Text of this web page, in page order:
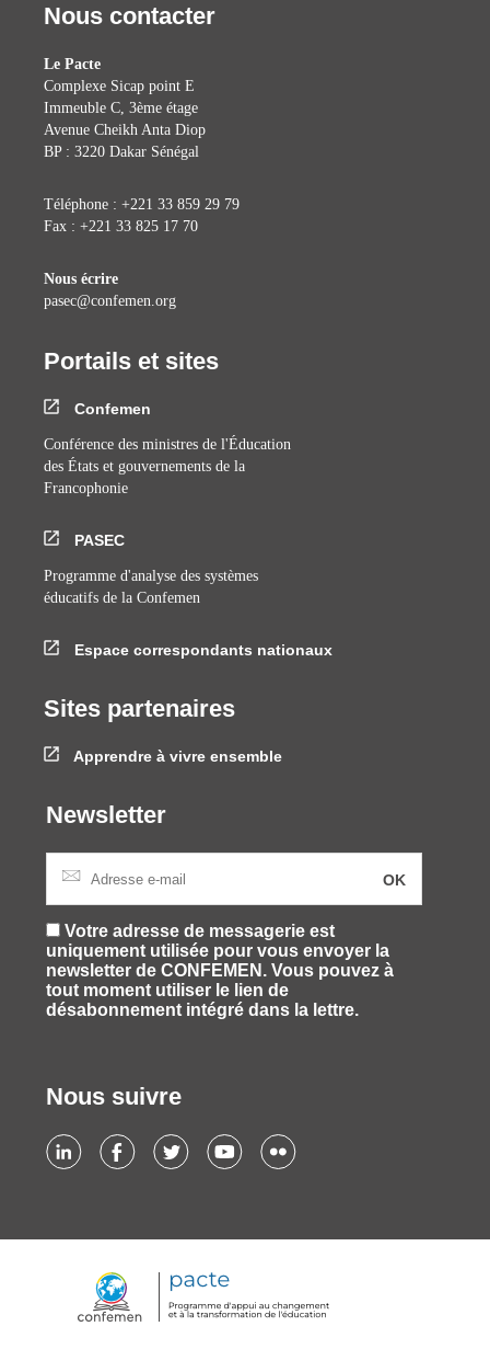
Nous contacter
Le Pacte
Complexe Sicap point E
Immeuble C, 3ème étage
Avenue Cheikh Anta Diop
BP : 3220 Dakar Sénégal
Téléphone : +221 33 859 29 79
Fax : +221 33 825 17 70
Nous écrire
pasec@confemen.org
Portails et sites
Confemen
Conférence des ministres de l'Éducation
des États et gouvernements de la
Francophonie
PASEC
Programme d'analyse des systèmes
éducatifs de la Confemen
Espace correspondants nationaux
Sites partenaires
Apprendre à vivre ensemble
Newsletter
Votre adresse de messagerie est
uniquement utilisée pour vous envoyer la
newsletter de CONFEMEN. Vous pouvez à
tout moment utiliser le lien de
désabonnement intégré dans la lettre.
Nous suivre